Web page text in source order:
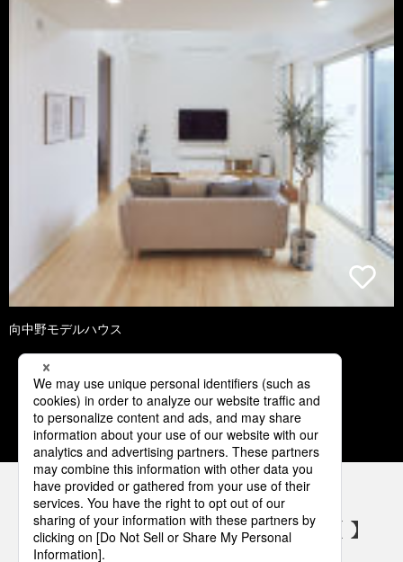
向中野モデルハウス
1 2 3 4 5
パナソニックの電気設備 SNSアカウント